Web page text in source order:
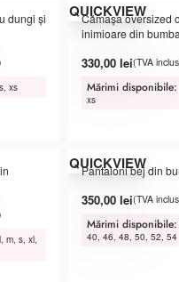
dungi și
s, xs
QUICKVIEW
Cămașa oversized
inimioare din
330,00 lei(TVA
Mărimi disponibile:
xs
l, m, s, xl,
QUICKVIEW
Pantaloni bej din
350,00 lei(TVA
Mărimi disponibile:
40, 46, 48, 50, 52, 54